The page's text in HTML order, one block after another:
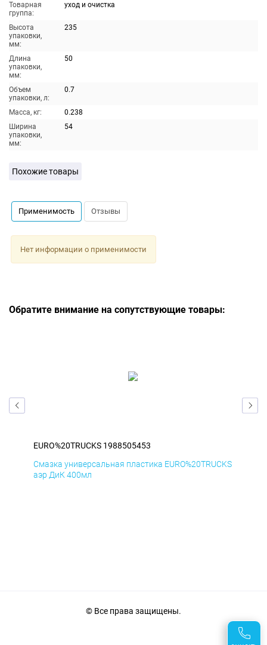
Товарная
группа:
уход и очистка
Высота
упаковки,
мм:
235
Длина
упаковки,
мм:
50
Объем
упаковки, л:
0.7
Масса, кг:
0.238
Ширина
упаковки,
мм:
54
Похожие товары
Применимость Отзывы
Нет информации о применимости
Обратите внимание на сопутствующие товары:
EURO%20TRUCKS 1988505453
Смазка универсальная пластика EURO%20TRUCKS
аэр ДиК 400мл
© Все права защищены.